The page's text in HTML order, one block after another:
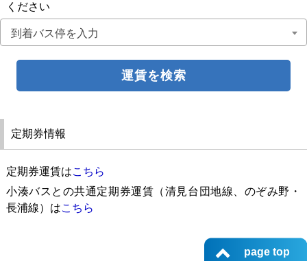
日東交通について
お問い合わせ
ください
到着バス停を入力
定期券情報
定期券運賃はこちら
小湊バスとの共通定期券運賃（清見台団地線、のぞみ野・
長浦線）はこちら
page top